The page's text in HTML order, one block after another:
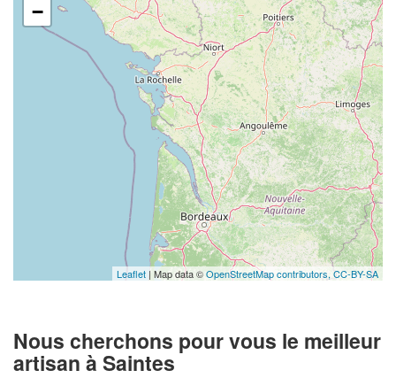
−
Leaflet | Map data ©OpenStreetMap contributors, CC-BY-SA
Nous cherchons pour vous le meilleur
artisan à Saintes